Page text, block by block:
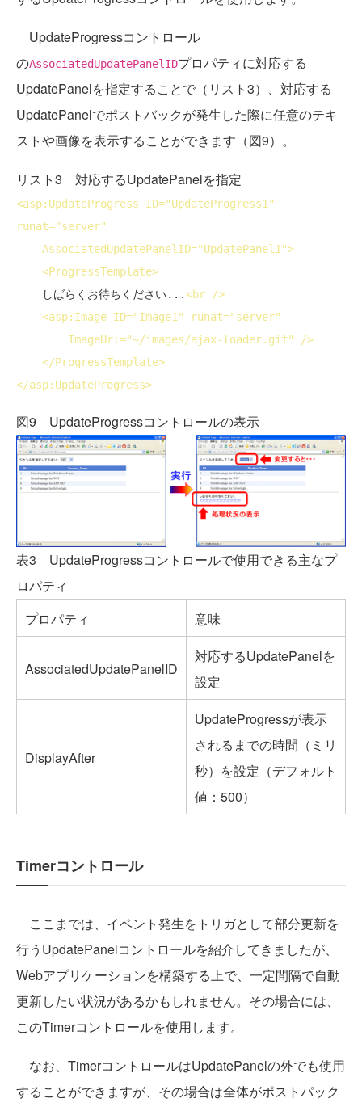
UpdateProgressコントロール
のAssociatedUpdatePanelIDプロパティに対応する
UpdatePanelを指定することで（リスト3）、対応する
UpdatePanelでポストバックが発生した際に任意のテキ
ストや画像を表示することができます（図9）。
リスト3 対応するUpdatePanelを指定
<asp:UpdateProgress ID
runat="server"
AssociatedUpdatePanelID="UpdatePanel1">
<ProgressTemplate>
    しばらくお待ちください...
<br />
<asp:Image ID="Image1" runat="server"
ImageUrl="~/images/ajax-loader.gif" />
</ProgressTemplate>
</asp:UpdateProgress>
図9 UpdateProgressコントロールの表示
表3 UpdateProgressコントロールで使用できる主なプ
ロパティ
プロパティ
意味
AssociatedUpdatePanelID
対応するUpdatePanelを
設定
DisplayAfter
UpdateProgressが表示
されるまでの時間（ミリ
秒）を設定（デフォルト
値：500）
Timerコントロール
ここまでは、イベント発生をトリガとして部分更新を
行うUpdatePanelコントロールを紹介してきましたが、
Webアプリケーションを構築する上で、一定間隔で自動
更新したい状況があるかもしれません。その場合には、
このTimerコントロールを使用します。
なお、TimerコントロールはUpdatePanelの外でも使用
することができますが、その場合は全体がポストパック